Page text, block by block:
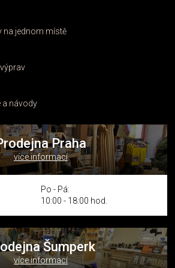
na jednom místě
a návody
Praha
více informací
Po - Pá:
10:00 - 18:00 hod.
Šumperk
více informací